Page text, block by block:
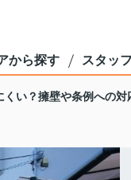
から探す スタッ
い？擁壁や条例への対